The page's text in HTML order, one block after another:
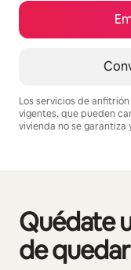
Los servicios de
vigentes, que pueden
vivienda no se garantiza
Quédate
de
Se muestran0 de 0